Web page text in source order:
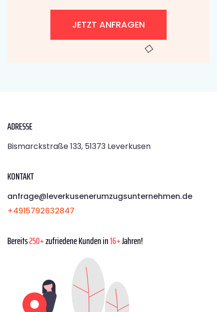
JETZT ANFRAGEN
ADRESSE
Bismarckstraße 133, 51373 Leverkusen
KONTAKT
anfrage@leverkusenerumzugsunternehmen.de
+4915792632847
Bereits250+zufriedene Kunden in16+Jahren!